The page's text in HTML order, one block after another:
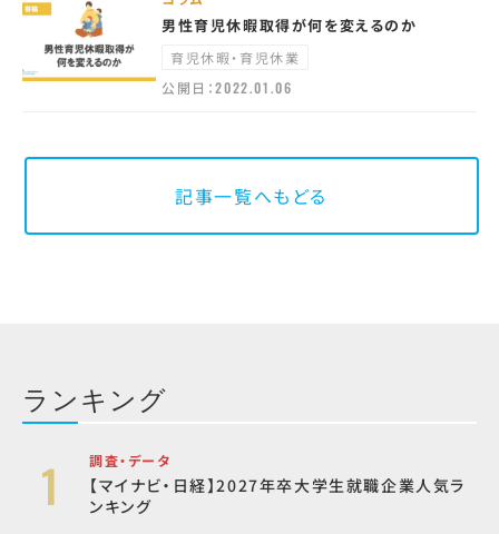
男性育児休暇取得が何を変えるのか
育児休暇・育児休業
公開日：2022.01.06
記事一覧へもどる
ランキング
調査・データ
【マイナビ・日経】2027年卒大学生就職企業人気ラ
ンキング